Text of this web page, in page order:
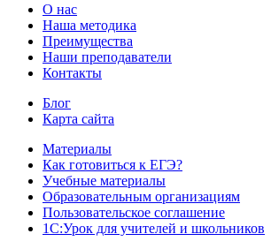
О нас
Наша методика
Преимущества
Наши преподаватели
Контакты
Блог
Карта сайта
Материалы
Как готовиться к ЕГЭ?
Учебные материалы
Образовательным организациям
Пользовательское соглашение
1С:Урок для учителей и школьников